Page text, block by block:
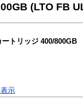
(LTO FB
トリッジ 400/800GB
示